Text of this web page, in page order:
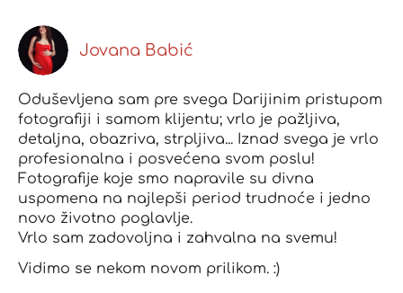
Jovana Babić
Oduševljena sam pre svega Darijinim pristupom
fotografiji i samom klijentu; vrlo je pažljiva,
detaljna, obazriva, strpljiva... Iznad svega je vrlo
profesionalna i posvećena svom poslu!
Fotografije koje smo napravile su divna
uspomena na najlepši period trudnoće i jedno
novo životno poglavlje.
Vrlo sam zadovoljna i zahvalna na svemu!
Vidimo se nekom novom prilikom. :)